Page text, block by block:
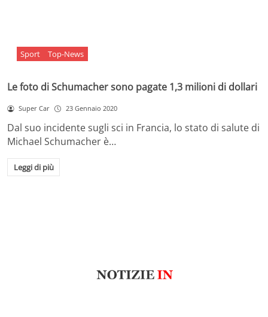
Sport Top-News
Le foto di Schumacher sono pagate 1,3 milioni di dollari
Super Car 23 Gennaio 2020
Dal suo incidente sugli sci in Francia, lo stato di salute di
Michael Schumacher è…
Leggi di più